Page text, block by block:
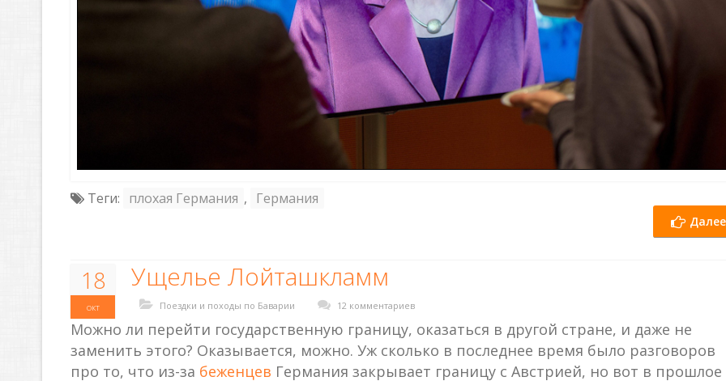
Теги: плохая Германия , Германия
Далее
18
окт
Ущелье Лойташкламм
Поездки и походы по Баварии 12 комментариев
Можно ли перейти государственную границу, оказаться в другой стране, и даже не
заменить этого? Оказывается, можно. Уж сколько в последнее время было разговоров
про то, что из-за беженцев Германия закрывает границу с Австрией, но вот в прошлое